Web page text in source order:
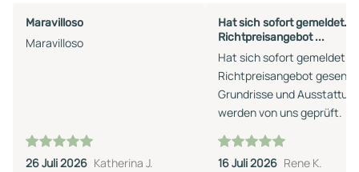
Maravilloso
Maravilloso
26 Juli 2026 Katherina J.
Hat sich sofort gemeldet.
Richtpreisangebot ...
Hat sich sofort gemeldet.
Richtpreisangebot
Grundrisse und
werden von uns geprüft.
16 Juli 2026 Rene K.